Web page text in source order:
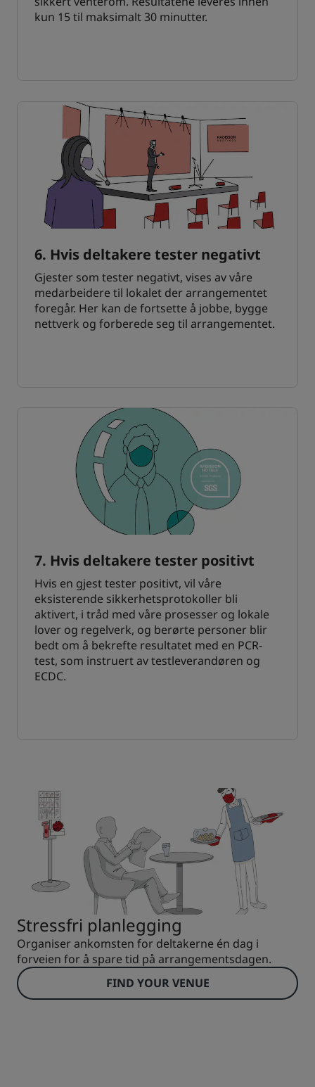
kun 15 til maksimalt 30 minutter.
6. Hvis deltakere tester negativt
Gjester som tester negativt, vises av våre
medarbeidere til lokalet der arrangementet
foregår. Her kan de fortsette å jobbe, bygge
nettverk og forberede seg til arrangementet.
7. Hvis deltakere tester positivt
Hvis en gjest tester positivt, vil våre
eksisterende sikkerhetsprotokoller bli
aktivert, i tråd med våre prosesser og lokale
lover og regelverk, og berørte personer blir
bedt om å bekrefte resultatet med en PCR-
test, som instruert av testleverandøren og
ECDC.
Stressfri planlegging
Organiser ankomsten for deltakerne én dag i
forveien for å spare tid på arrangementsdagen.
FIND YOUR VENUE